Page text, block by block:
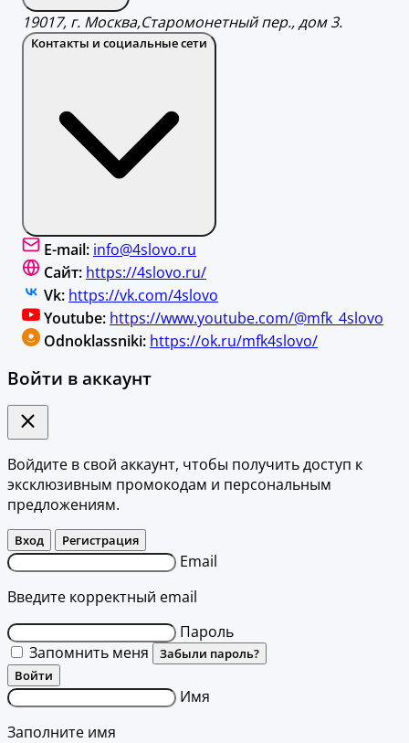
19017, г. Москва,Старомонетный пер., дом 3.
Контакты и социальные сети
E-mail: info@4slovo.ru
Сайт: https://4slovo.ru/
Vk: https://vk.com/4slovo
Youtube: https://www.youtube.com/@mfk_4slovo
Odnoklassniki: https://ok.ru/mfk4slovo/
Войти в аккаунт
Войдите в свой аккаунт, чтобы получить доступ к
эксклюзивным промокодам и персональным
предложениям.
Вход Регистрация
Email
Введите корректный email
Пароль
Запомнить меня
Забыли пароль?
Войти
Имя
Заполните имя